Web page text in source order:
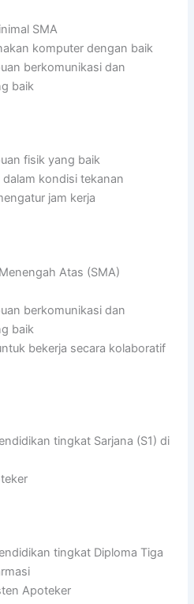
SMA
komputer dengan baik
berkomunikasi dan
baik
fisik yang baik
kondisi tekanan
jam kerja
Atas (SMA)
berkomunikasi dan
baik
bekerja secara kolaboratif
tingkat Sarjana (S1) di
tingkat Diploma Tiga
Apoteker